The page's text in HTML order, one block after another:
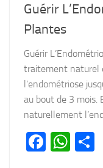
Guérir
Plantes
Guérir
traitement naturel
l’endométriose
au bout de 3 mois.
naturellement